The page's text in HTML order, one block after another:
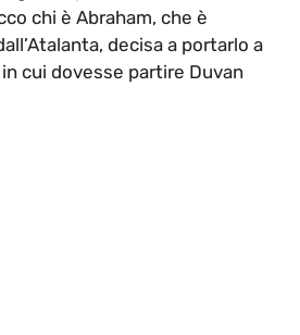
chi è Abraham, che è
decisa a portarlo a
cui dovesse partire Duvan